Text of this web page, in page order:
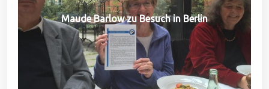
Maude Barlow zu Besuch in Berlin